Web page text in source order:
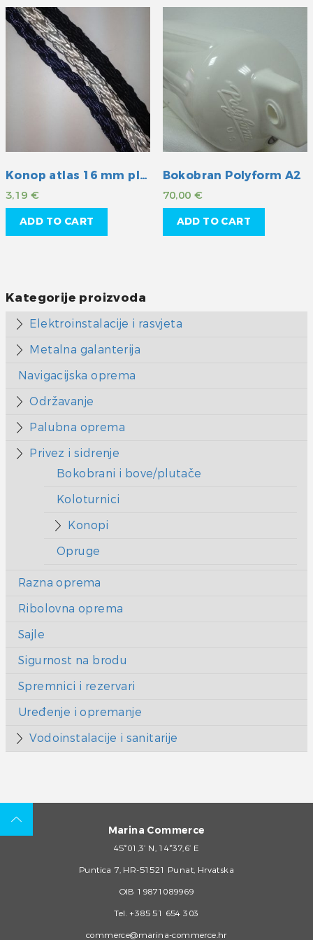
Konop atlas 16 mm plavi
3,19 €
ADD TO CART
Bokobran Polyform A2
70,00€
ADD TO CART
Kategorije proizvoda
Elektroinstalacije i rasvjeta
Metalna galanterija
Navigacijska oprema
Održavanje
Palubna oprema
Privez i sidrenje
Bokobrani i bove/plutače
Koloturnici
Konopi
Opruge
Razna oprema
Ribolovna oprema
Sajle
Sigurnost na brodu
Spremnici i rezervari
Uređenje i opremanje
Vodoinstalacije i sanitarije
Marina Commerce
45°01,3’ N, 14°37,6’ E
Puntica 7, HR-51521 Punat, Hrvatska
OIB 19871089969
Tel. +385 51 654 303
commerce@marina-commerce.hr